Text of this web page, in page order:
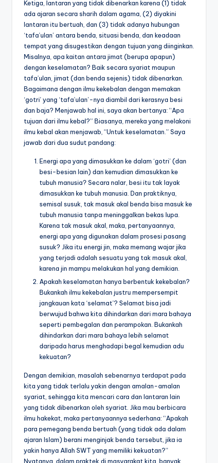
Ketiga, lantaran yang tidak dibenarkan karena (1) tidak
ada ajaran secara sharih dalam agama, (2) diyakini
lantaran itu bertuah, dan (3) tidak adanya hubungan
‘tafa’ulan’ antara benda, situasi benda, dan keadaan
tempat yang disugestikan dengan tujuan yang diinginkan.
Misalnya, apa kaitan antara jimat (berupa apapun)
dengan keselamatan? Baik secara syariat maupun
tafa’ulan, jimat (dan benda sejenis) tidak dibenarkan.
Bagaimana dengan ilmu kekebalan dengan memakan
‘gotri’ yang ‘tafa’ulan’-nya diambil dari kerasnya besi
dan baja? Menjawab hal ini, saya akan bertanya: “Apa
tujuan dari ilmu kebal?” Biasanya, mereka yang melakoni
ilmu kebal akan menjawab, “Untuk keselamatan.” Saya
jawab dari dua sudut pandang:
Energi apa yang dimasukkan ke dalam ‘gotri’ (dan
besi-besian lain) dan kemudian dimasukkan ke
tubuh manusia? Secara nalar, besi itu tak layak
dimasukkan ke tubuh manusia. Dan praktiknya,
semisal susuk, tak masuk akal benda bisa masuk ke
tubuh manusia tanpa meninggalkan bekas lupa.
Karena tak masuk akal, maka, pertanyaannya,
energi apa yang digunakan dalam prosesi pasang
susuk? Jika itu energi jin, maka memang wajar jika
yang terjadi adalah sesuatu yang tak masuk akal,
karena jin mampu melakukan hal yang demikian.
Apakah keselamatan hanya berbentuk kekebalan?
Bukankah ilmu kekebalan justru mempersempit
jangkauan kata ‘selamat’? Selamat bisa jadi
berwujud bahwa kita dihindarkan dari mara bahaya
seperti pembegalan dan perampokan. Bukankah
dihindarkan dari mara bahaya lebih selamat
daripada harus menghadapi begal kemudian adu
kekuatan?
Dengan demikian, masalah sebenarnya terdapat pada
kita yang tidak terlalu yakin dengan amalan-amalan
syariat, sehingga kita mencari cara dan lantaran lain
yang tidak dibenarkan oleh syariat. Jika mau berbicara
ilmu hakekat, maka pertanyaannya sederhana: “Apakah
para pemegang benda bertuah (yang tidak ada dalam
ajaran Islam) berani menginjak benda tersebut, jika ia
yakin hanya Allah SWT yang memiliki kekuatan?”
Nyatanya, dalam praktek di masyarakat kita, banyak